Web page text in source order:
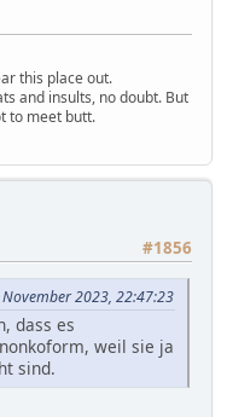
this place out.
and insults, no doubt. But
to meet butt.
#1856
2023, 22:47:23
dass es
weil sie ja
sind.